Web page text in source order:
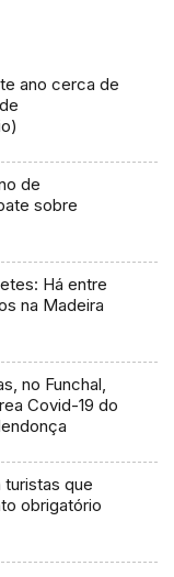
ano cerca de
de
sobre
Há entre
na Madeira
no Funchal,
Covid-19 do
turistas que
obrigatório